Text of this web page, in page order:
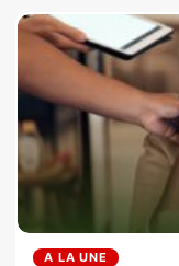
A LA UNE